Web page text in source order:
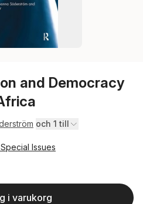
and Democracy
och 1 till
Issues
i varukorg